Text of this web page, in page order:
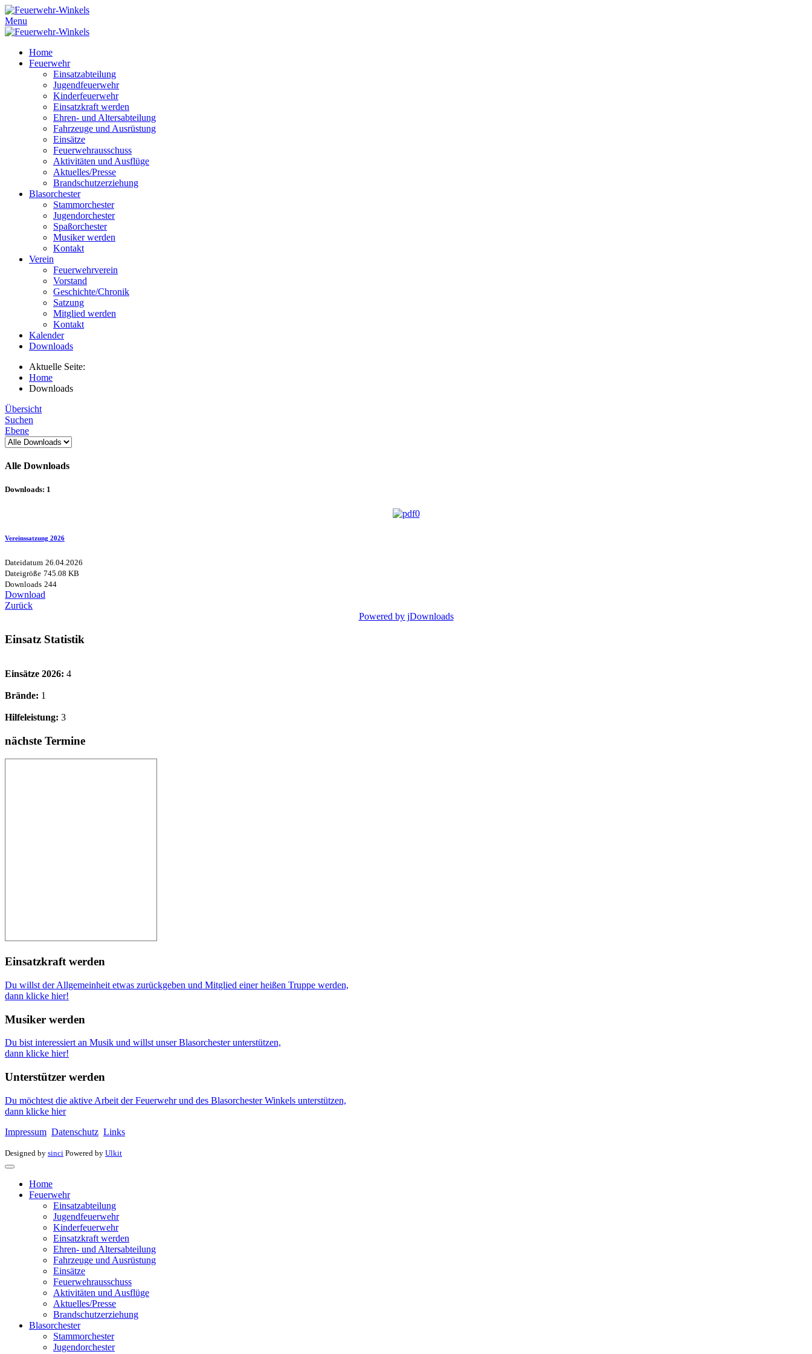
Menu
Home
Feuerwehr
Einsatzabteilung
Jugendfeuerwehr
Kinderfeuerwehr
Einsatzkraft werden
Ehren- und Altersabteilung
Fahrzeuge und Ausrüstung
Einsätze
Feuerwehrausschuss
Aktivitäten und Ausflüge
Aktuelles/Presse
Brandschutzerziehung
Blasorchester
Stammorchester
Jugendorchester
Spaßorchester
Musiker werden
Kontakt
Verein
Feuerwehrverein
Vorstand
Geschichte/Chronik
Satzung
Mitglied werden
Kontakt
Kalender
Downloads
Aktuelle Seite:
Home
Downloads
Übersicht
Suchen
Ebene
Alle Downloads
Downloads: 1
Vereinssatzung 2026
Dateidatum 26.04.2026
Dateigröße 745.08 KB
Downloads 244
Download
Zurück
Powered by jDownloads
Einsatz Statistik
Einsätze 2026: 4
Brände: 1
Hilfeleistung: 3
nächste Termine
Einsatzkraft werden
Du willst der Allgemeinheit etwas zurückgeben und Mitglied einer heißen Truppe werden,
dann klicke hier!
Musiker werden
Du bist interessiert an Musik und willst unser Blasorchester unterstützen,
dann klicke hier!
Unterstützer werden
Du möchtest die aktive Arbeit der Feuerwehr und des Blasorchester Winkels unterstützen,
dann klicke hier
Impressum Datenschutz Links
Designed by sinci Powered by Ulkit
Home
Feuerwehr
Einsatzabteilung
Jugendfeuerwehr
Kinderfeuerwehr
Einsatzkraft werden
Ehren- und Altersabteilung
Fahrzeuge und Ausrüstung
Einsätze
Feuerwehrausschuss
Aktivitäten und Ausflüge
Aktuelles/Presse
Brandschutzerziehung
Blasorchester
Stammorchester
Jugendorchester